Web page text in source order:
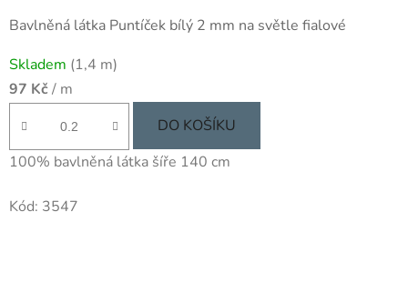
Bavlněná látka Puntíček bílý 2 mm na světle fialové
Skladem (1,4 m)
97 Kč/ m
DO KOŠÍKU
100% bavlněná látka šíře 140 cm
Kód: 3547